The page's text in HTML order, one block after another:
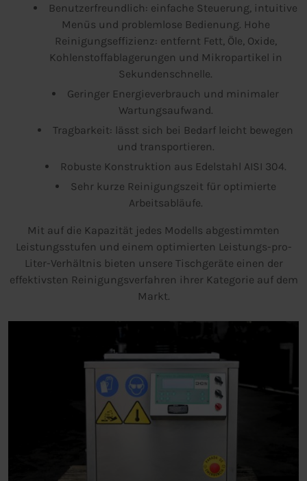
Benutzerfreundlich: einfache Steuerung, intuitive
Menüs und problemlose Bedienung. Hohe
Reinigungseffizienz: entfernt Fett, Öle, Oxide,
Kohlenstoffablagerungen und Mikropartikel in
Sekundenschnelle.
Geringer Energieverbrauch und minimaler
Wartungsaufwand.
Tragbarkeit: lässt sich bei Bedarf leicht bewegen
und transportieren.
Robuste Konstruktion aus Edelstahl AISI 304.
Sehr kurze Reinigungszeit für optimierte
Arbeitsabläufe.
Mit auf die Kapazität jedes Modells abgestimmten
Leistungsstufen und einem optimierten Leistungs-pro-
Liter-Verhältnis bieten unsere Tischgeräte einen der
effektivsten Reinigungsverfahren ihrer Kategorie auf dem
Markt.